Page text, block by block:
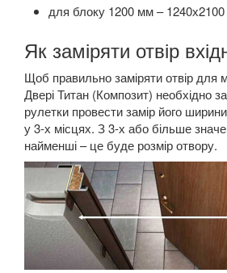
для блоку 1200 мм –
Як заміряти отвір
Щоб правильно заміряти отвір для
Двері Титан (Композит) необхідно
рулетки провести замір його
у 3-х місцях. З 3-х або більше
найменші – це буде розмір отвору.